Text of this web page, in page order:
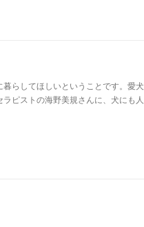
らしてほしいということです。愛犬
ピストの海野美規さんに、犬にも人